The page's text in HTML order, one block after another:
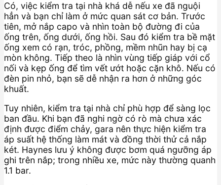
Có, việc kiểm tra tại nhà khá dễ nếu xe đã nguội
hẳn và bạn chỉ làm ở mức quan sát cơ bản. Trước
tiên, mở nắp capo và nhìn toàn bộ đường đi của
ống trên, ống dưới, ống hồi. Sau đó kiểm tra bề mặt
ống xem có rạn, tróc, phồng, mềm nhũn hay bị cạ
mòn không. Tiếp theo là nhìn vùng tiếp giáp với cổ
nối và kẹp ống để tìm vết ướt hoặc cặn khô. Nếu có
đèn pin nhỏ, bạn sẽ dễ nhận ra hơn ở những góc
khuất.
Tuy nhiên, kiểm tra tại nhà chỉ phù hợp để sàng lọc
ban đầu. Khi bạn đã nghi ngờ có rò mà chưa xác
định được điểm chảy, gara nên thực hiện kiểm tra
áp suất hệ thống làm mát và đồng thời thử cả nắp
két. Haynes lưu ý không được bơm quá ngưỡng áp
ghi trên nắp; trong nhiều xe, mức này thường quanh
1.1 bar.